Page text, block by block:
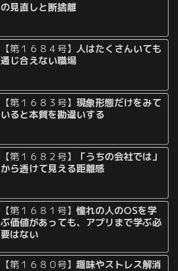
の見直しと断捨離
【第１６８４号】人はたくさんいても
通じ合えない職場
【第１６８３号】現象形態だけをみて
いると本質を勘違いする
【第１６８２号】
「うちの会社では」
から透けて見える距離感
【第１６８１号】憧れの人のOSを学
ぶ価値があっても、アプリまで学ぶ必
要はない
【第１６８０号】趣味やストレス解消